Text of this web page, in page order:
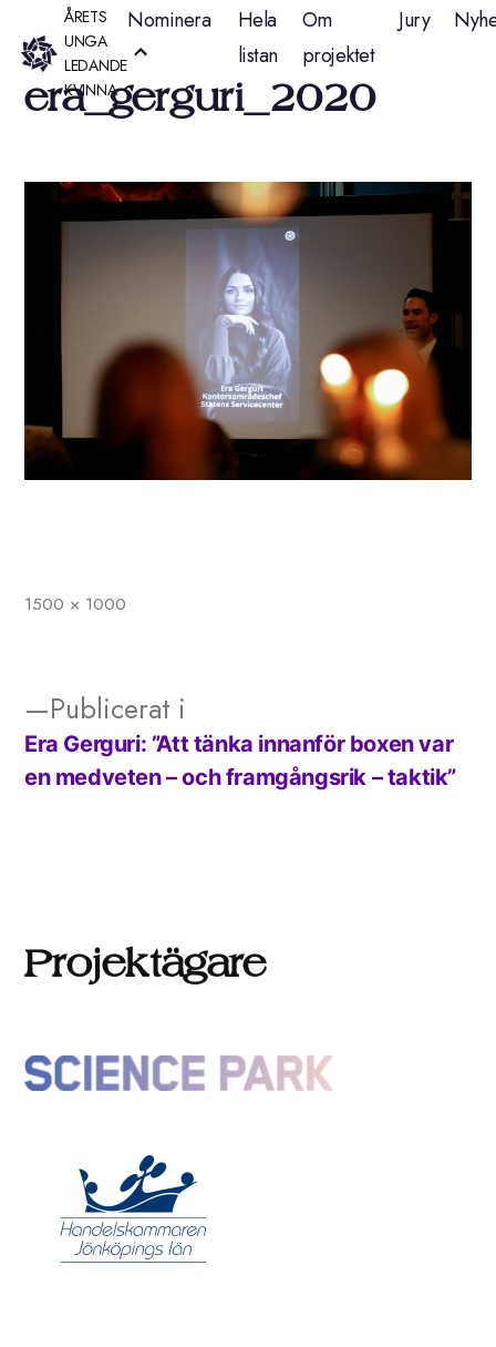
Hoppa
till
innehåll
ÅRETS
UNGA
LEDANDE
KVINNA
Nominera
Hela
listan
Om
projektet
Jury
era_gerguri_2020
Full
1500 × 1000
Inläggsnavigering
Publicerat i
Era Gerguri: ”Att tänka innanför boxen var
en medveten – och framgångsrik – taktik”
Projektägare